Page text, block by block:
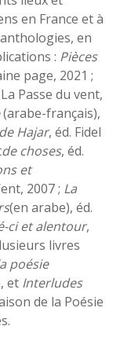
en France et à
en
: Pièces
page, 2021 ;
Passe du vent,
(arabe-français),
Hajar, éd. Fidel
de choses, éd.
et
2007 ; La
(en arabe), éd.
ci et alentour,
livres
poésie
et Interludes
de la Poésie